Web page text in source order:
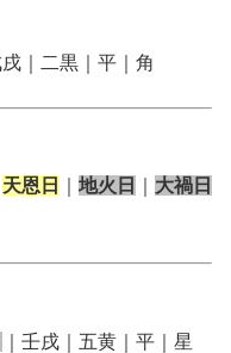
戌｜二黒｜平｜角
天恩日 地火日
大禍日
｜壬戌｜五黄｜平｜星